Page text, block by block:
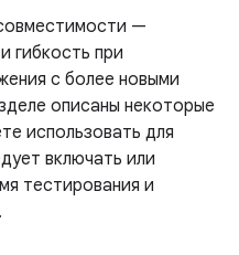
—
гибкость при
с более новыми
описаны некоторые
использовать для
включать или
тестирования и